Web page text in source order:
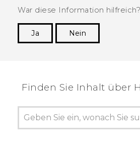
War diese Information hilfreich?
Ja
Nein
Finden Sie Inhalt über‎